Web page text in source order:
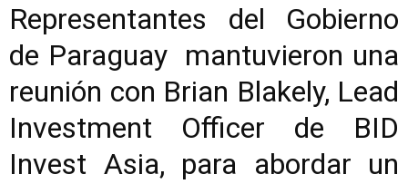
Representantes del Gobierno
de Paraguay mantuvieron una
reunión con Brian Blakely, Lead
Investment Officer de BID
Invest Asia, para abordar un